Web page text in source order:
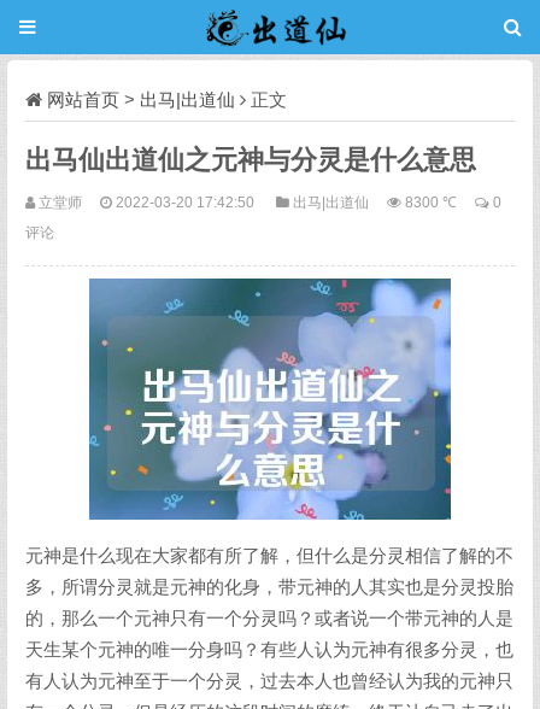
网站首页 > 出马|出道仙 正文
出马仙出道仙之元神与分灵是什么意思
立堂师 2022-03-20 17:42:50 出马|出道仙 8300 ℃
0
评论
元神是什么现在大家都有所了解，但什么是分灵相信了解的不
多，所谓分灵就是元神的化身，带元神的人其实也是分灵投胎
的，那么一个元神只有一个分灵吗？或者说一个带元神的人是
天生某个元神的唯一分身吗？有些人认为元神有很多分灵，也
有人认为元神至于一个分灵，过去本人也曾经认为我的元神只